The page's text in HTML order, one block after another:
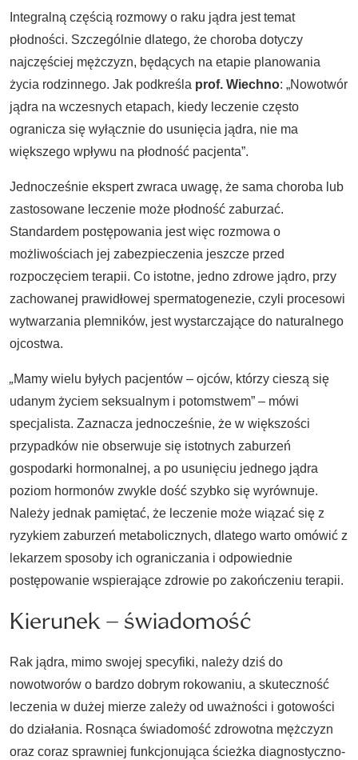
Integralną częścią rozmowy o raku jądra jest temat
płodności. Szczególnie dlatego, że choroba dotyczy
najczęściej mężczyzn, będących na etapie planowania
życia rodzinnego. Jak podkreśla prof. Wiechno: „Nowotwór
jądra na wczesnych etapach, kiedy leczenie często
ogranicza się wyłącznie do usunięcia jądra, nie ma
większego wpływu na płodność pacjenta”.
Jednocześnie ekspert zwraca uwagę, że sama choroba lub
zastosowane leczenie może płodność zaburzać.
Standardem postępowania jest więc rozmowa o
możliwościach jej zabezpieczenia jeszcze przed
rozpoczęciem terapii. Co istotne, jedno zdrowe jądro, przy
zachowanej prawidłowej spermatogenezie, czyli procesowi
wytwarzania plemników, jest wystarczające do naturalnego
ojcostwa.
„Mamy wielu byłych pacjentów – ojców, którzy cieszą się
udanym życiem seksualnym i potomstwem” – mówi
specjalista. Zaznacza jednocześnie, że w większości
przypadków nie obserwuje się istotnych zaburzeń
gospodarki hormonalnej, a po usunięciu jednego jądra
poziom hormonów zwykle dość szybko się wyrównuje.
Należy jednak pamiętać, że leczenie może wiązać się z
ryzykiem zaburzeń metabolicznych, dlatego warto omówić z
lekarzem sposoby ich ograniczania i odpowiednie
postępowanie wspierające zdrowie po zakończeniu terapii.
Kierunek – świadomość
Rak jądra, mimo swojej specyfiki, należy dziś do
nowotworów o bardzo dobrym rokowaniu, a skuteczność
leczenia w dużej mierze zależy od uważności i gotowości
do działania. Rosnąca świadomość zdrowotna mężczyzn
oraz coraz sprawniej funkcjonująca ścieżka diagnostyczno-